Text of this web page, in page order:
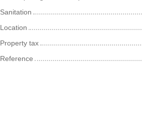
Sanitation
Location
Property tax
Reference